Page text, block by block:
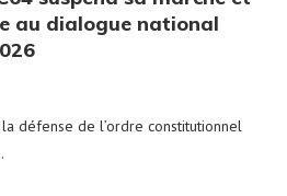
au dialogue national
défense de l’ordre constitutionnel